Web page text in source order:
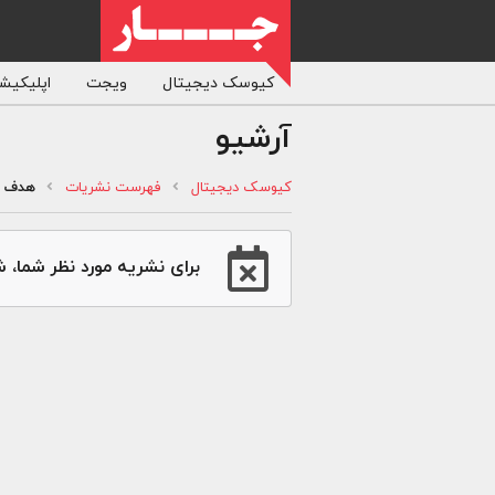
کیوسک دیجیتال ویجت
آرشیو
کیوسک دیجیتال فهرست نشریات هدف
برای نشریه مورد نظر